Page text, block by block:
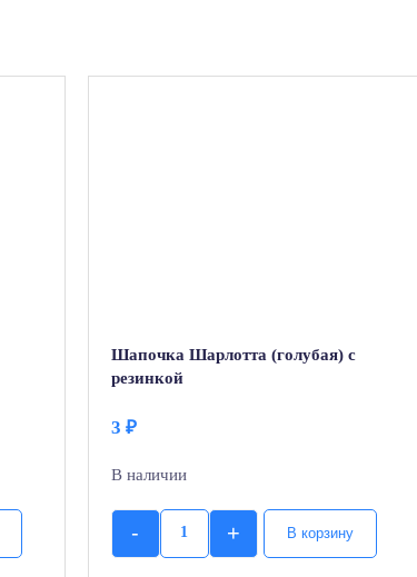
Шапочка Шарлотта (голубая) с
резинкой
3 ₽
В наличии
Quantity
- + В корзину